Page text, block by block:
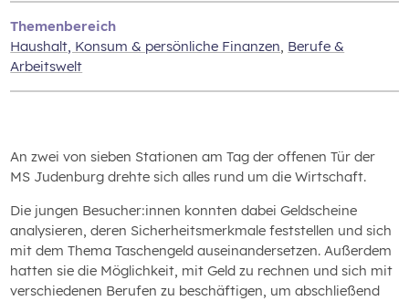
Themenbereich
Haushalt, Konsum & persönliche Finanzen, Berufe &
Arbeitswelt
An zwei von sieben Stationen am Tag der offenen Tür der
MS Judenburg drehte sich alles rund um die Wirtschaft.
Die jungen Besucher:innen konnten dabei Geldscheine
analysieren, deren Sicherheitsmerkmale feststellen und sich
mit dem Thema Taschengeld auseinandersetzen. Außerdem
hatten sie die Möglichkeit, mit Geld zu rechnen und sich mit
verschiedenen Berufen zu beschäftigen, um abschließend